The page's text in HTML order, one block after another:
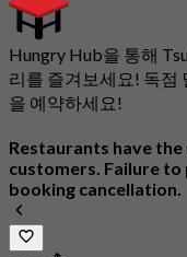
Hungry Hub을 통해
리를 즐겨보세요! 독점
을 예약하세요!
Restaurants have
customers. Failure to
booking cancellation.